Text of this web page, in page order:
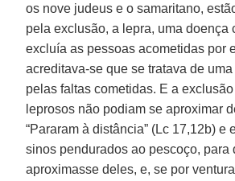
os nove judeus e o samaritano,
pela exclusão, a lepra, uma doença
excluía as pessoas acometidas por
acreditava-se que se tratava de
pelas faltas cometidas. E a
leprosos não podiam se aproximar
“Pararam à distância” (Lc 17,12b) e
sinos pendurados ao pescoço, para
aproximasse deles, e, se por